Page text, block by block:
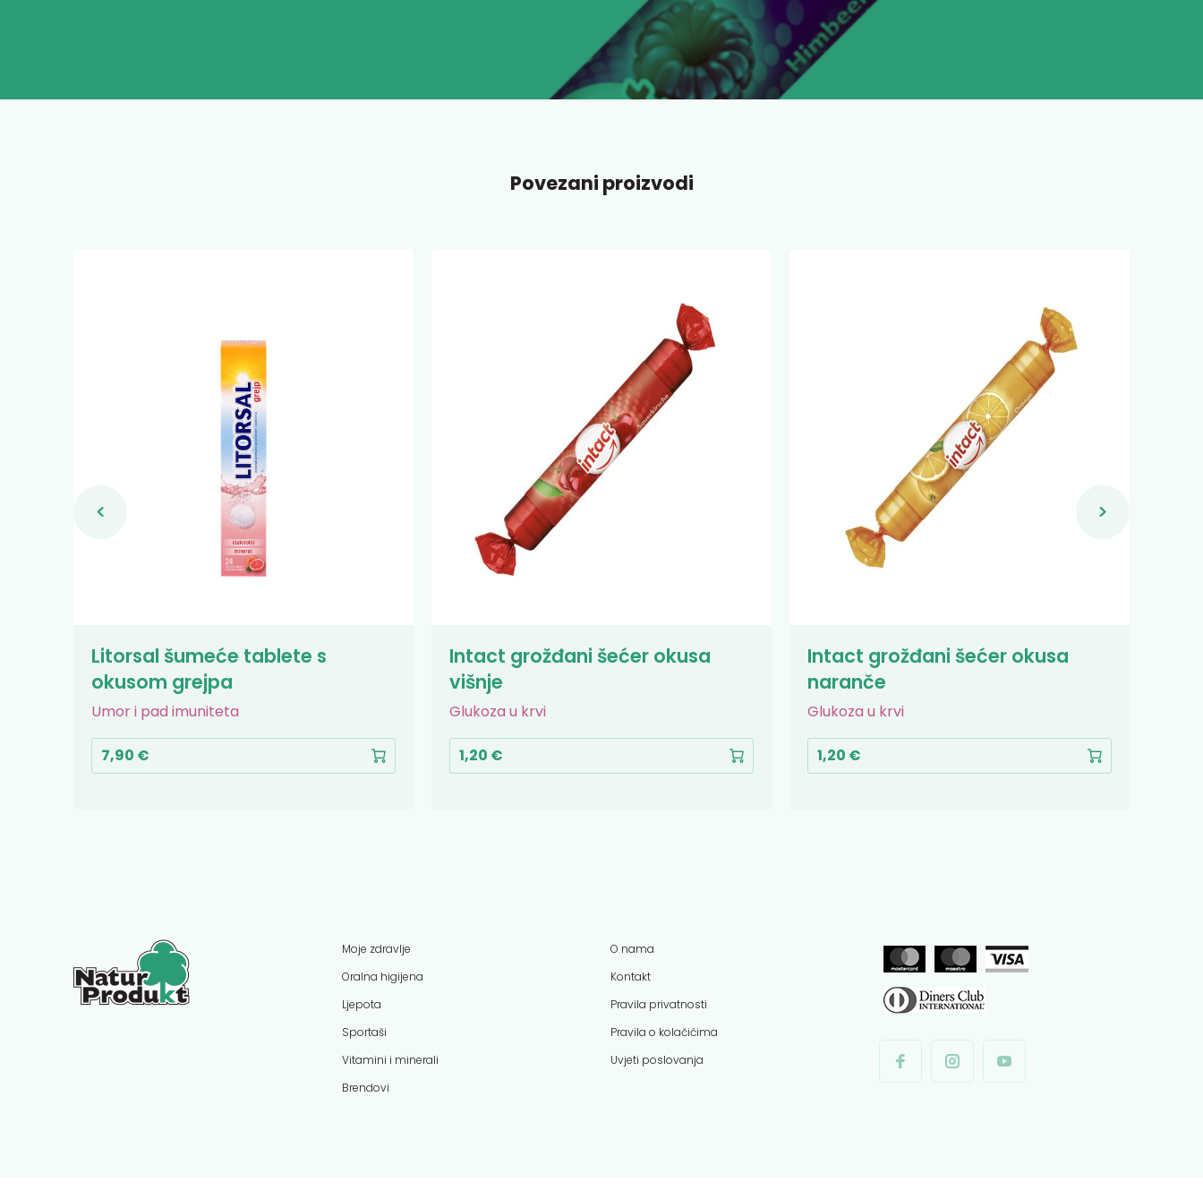
Povezani proizvodi
Litorsal šumeće tablete s
okusom grejpa
Umor i pad imuniteta
7,90 €
Intact grožđani šećer okusa
višnje
Glukoza u krvi
1,20 €
Intact grožđani šećer okusa
naranče
Glukoza u krvi
1,20 €
Moje zdravlje
Oralna higijena
Ljepota
Sportaši
Vitamini i minerali
Brendovi
O nama
Kontakt
Pravila privatnosti
Pravila o kolačićima
Uvjeti poslovanja